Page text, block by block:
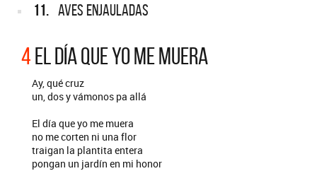
11. AVES ENJAULADAS
4EL DÍA QUE YO ME MUERA
Ay, qué cruz
un, dos y vámonos pa allá
El día que yo me muera
no me corten ni una flor
traigan la plantita entera
pongan un jardín en mi honor